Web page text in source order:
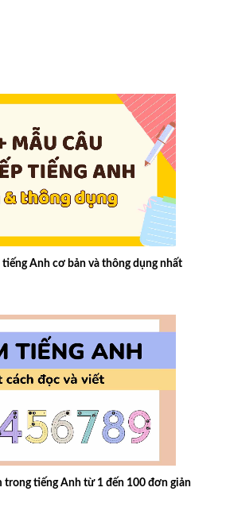
Anh cơ bản và thông dụng nhất
trong tiếng Anh từ 1 đến 100 đơn giản